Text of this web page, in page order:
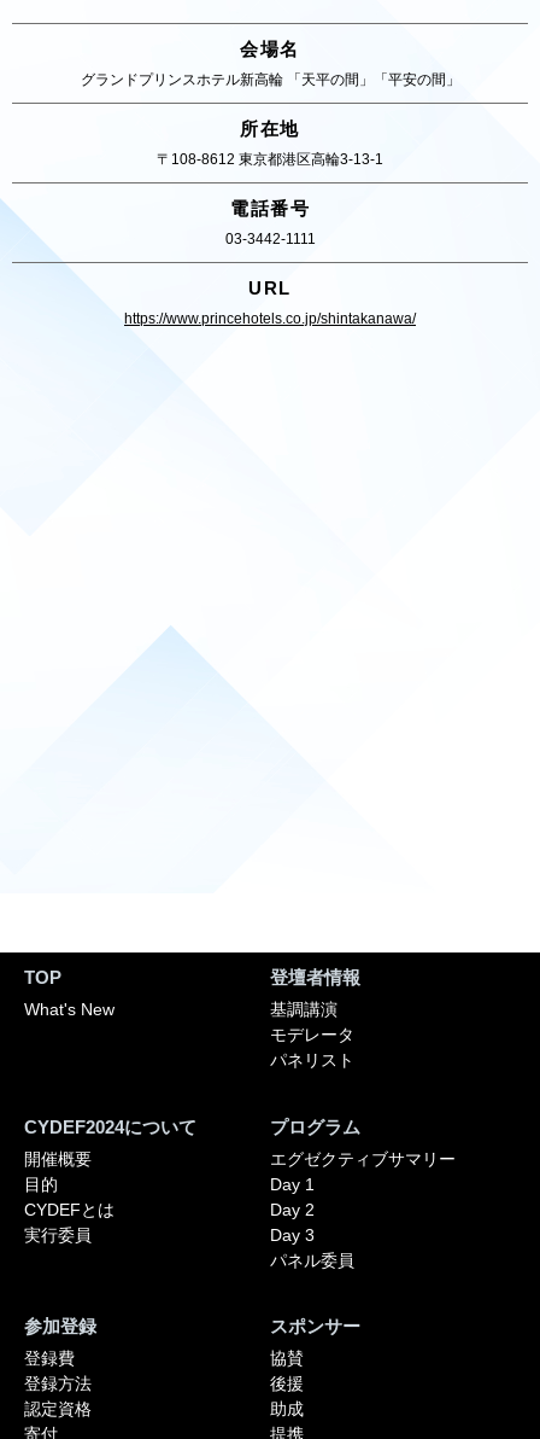
会場名
グランドプリンスホテル新高輪 「天平の間」「平安の間」
所在地
〒108-8612 東京都港区高輪3-13-1
電話番号
03-3442-1111
URL
https://www.princehotels.co.jp/shintakanawa/
TOP
What's New
CYDEF2024について
開催概要
目的
CYDEFとは
実行委員
プログラム
エグゼクティブサマリー
Day 1
Day 2
Day 3
パネル委員
登壇者情報
基調講演
モデレータ
パネリスト
参加登録
登録費
登録方法
認定資格
寄付
スポンサー
協賛
後援
助成
提携